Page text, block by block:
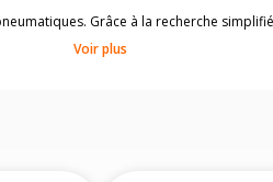
Grâce à la recherche
? Ces informations sont indiquées sur
Voir plus